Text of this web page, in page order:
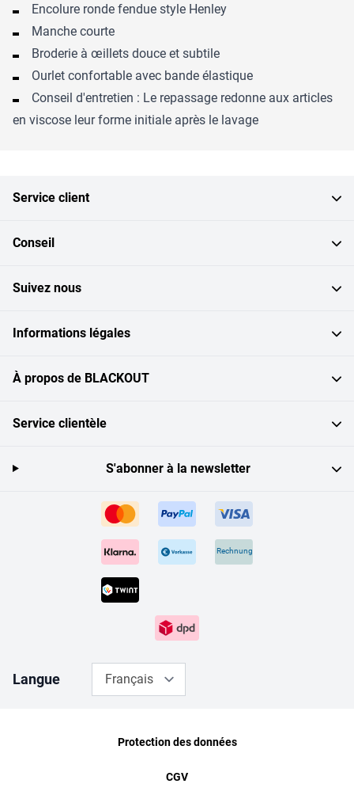
Encolure ronde fendue style Henley
Manche courte
Broderie à œillets douce et subtile
Ourlet confortable avec bande élastique
Conseil d'entretien : Le repassage redonne aux articles
en viscose leur forme initiale après le lavage
Service client
Conseil
Suivez nous
Informations légales
À propos de BLACKOUT
Service clientèle
Rechnung
S'abonner à la newsletter
Langue Français
Protection des données
CGV